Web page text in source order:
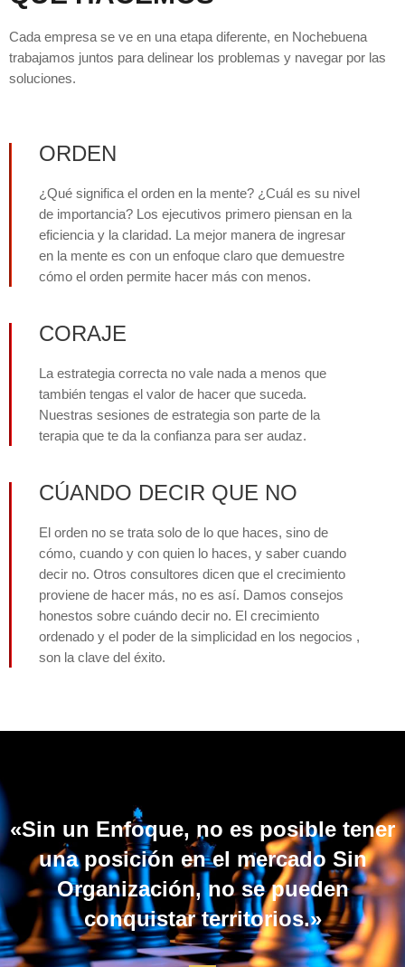
Cada empresa se ve en una etapa diferente, en Nochebuena
trabajamos juntos para delinear los problemas y navegar por las
soluciones.
ORDEN
¿Qué significa el orden en la mente? ¿Cuál es su nivel
de importancia? Los ejecutivos primero piensan en la
eficiencia y la claridad. La mejor manera de ingresar
en la mente es con un enfoque claro que demuestre
cómo el orden permite hacer más con menos.
CORAJE
La estrategia correcta no vale nada a menos que
también tengas el valor de hacer que suceda.
Nuestras sesiones de estrategia son parte de la
terapia que te da la confianza para ser audaz.
CÚANDO DECIR QUE NO
El orden no se trata solo de lo que haces, sino de
cómo, cuando y con quien lo haces, y saber cuando
decir no. Otros consultores dicen que el crecimiento
proviene de hacer más, no es así. Damos consejos
honestos sobre cuándo decir no. El crecimiento
ordenado y el poder de la simplicidad en los negocios ,
son la clave del éxito.
«Sin un Enfoque, no es posible tener
una posición en el mercado Sin
Organización, no se pueden
conquistar territorios.»